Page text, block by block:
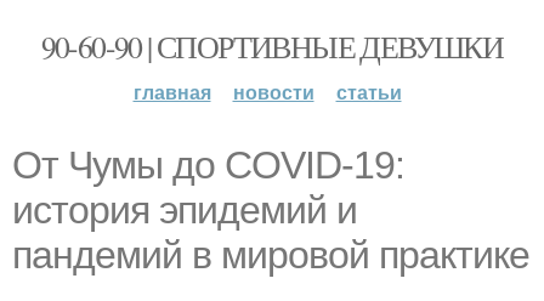
90-60-90 | СПОРТИВНЫЕ ДЕВУШКИ
главная новости статьи
От Чумы до COVID-19:
история эпидемий и
пандемий в мировой практике